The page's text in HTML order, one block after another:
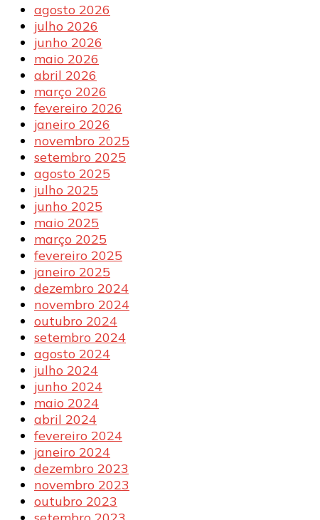
agosto 2026
julho 2026
junho 2026
maio 2026
abril 2026
março 2026
fevereiro 2026
janeiro 2026
novembro 2025
setembro 2025
agosto 2025
julho 2025
junho 2025
maio 2025
março 2025
fevereiro 2025
janeiro 2025
dezembro 2024
novembro 2024
outubro 2024
setembro 2024
agosto 2024
julho 2024
junho 2024
maio 2024
abril 2024
fevereiro 2024
janeiro 2024
dezembro 2023
novembro 2023
outubro 2023